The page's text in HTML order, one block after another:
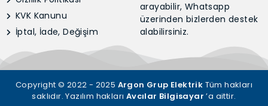
KVK Kanunu
İptal, İade, Değişim
arayabilir, Whatsapp
üzerinden bizlerden destek
alabilirsiniz.
Copyright © 2022 - 2025 Argon Grup Elektrik Tüm hakları
saklıdır. Yazılım hakları Avcılar Bilgisayar ’a aittir.